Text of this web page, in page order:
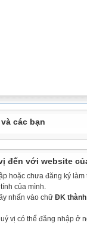
các bạn
đến với website
hoặc chưa đăng ký
của mình.
nhấn vào chữ ĐK
vị có thể đăng nhập ở